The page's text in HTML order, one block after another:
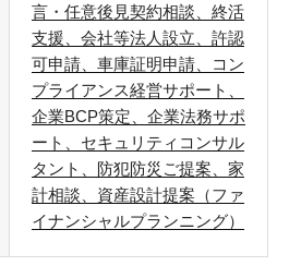
言・任意後見契約相談、終活
支援、会社等法人設立、許認
可申請、車庫証明申請、コン
プライアンス経営サポート、
企業BCP策定、企業法務サポ
ート、セキュリティコンサル
タント、防犯防災ご提案、家
計相談、資産設計提案（ファ
イナンシャルプランニング）